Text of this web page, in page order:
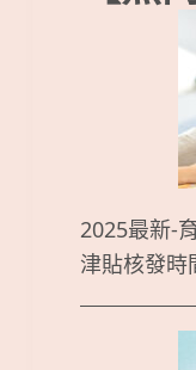
2025最新-
津貼核發